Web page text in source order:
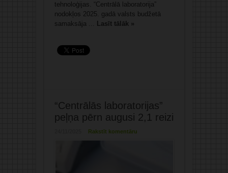
tehnoloģijas. “Centrālā laboratorija”
nodokļos 2025. gadā valsts budžetā
samaksāja ... Lasīt tālāk »
“Centrālās laboratorijas”
peļņa pērn augusi 2,1 reizi
Rakstīt komentāru